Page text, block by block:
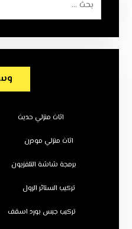
اثاث منزلي حديث
اثاث منزلي مودرن
برمجة شاشة التلفزيون
تركيب الستائر الرول
تركيب جبس بورد اسقف